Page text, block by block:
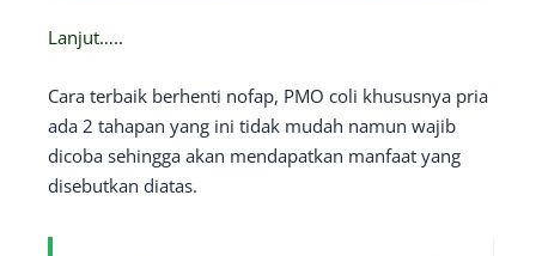
Lanjut…..
Cara terbaik berhenti nofap, PMO coli khususnya pria
ada 2 tahapan yang ini tidak mudah namun wajib
dicoba sehingga akan mendapatkan manfaat yang
disebutkan diatas.